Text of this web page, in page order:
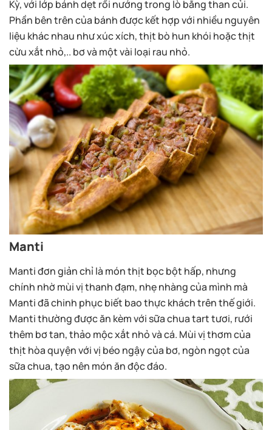
Phần bên trên của bánh được kết hợp với nhiều nguyên
liệu khác nhau như xúc xích, thịt bò hun khói hoặc thịt
cừu xắt nhỏ,.. bơ và một vài loại rau nhỏ.
Manti
Manti đơn giản chỉ là món thịt bọc bột hấp, nhưng
chính nhờ mùi vị thanh đạm, nhẹ nhàng của mình mà
Manti đã chinh phục biết bao thực khách trên thế giới.
Manti thường được ăn kèm với sữa chua tart tươi, rưới
thêm bơ tan, thảo mộc xắt nhỏ và cá. Mùi vị thơm của
thịt hòa quyện với vị béo ngậy của bơ, ngòn ngọt của
sữa chua, tạo nên món ăn độc đáo.